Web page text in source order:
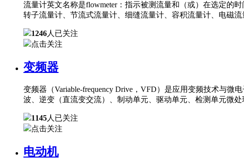
流量计英文名称是flowmeter：指示被测流量和（或）在选定的
转子流量计、节流式流量计、细缝流量计、容积流量计、电磁
1246人已关注
点击关注
变频器
变频器（Variable-frequency Drive，VFD）是应用变频技术与
波、逆变（直流变交流）、制动单元、驱动单元、检测单元微处
1145人已关注
点击关注
电动机